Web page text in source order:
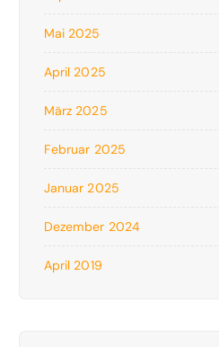
Mai 2025
April 2025
März 2025
Februar 2025
Januar 2025
Dezember 2024
April 2019